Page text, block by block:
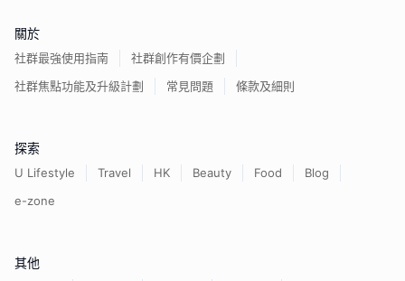
關於
社群最強使用指南
社群創作有價企劃
社群焦點功能及升級計劃
常見問題 條款及細則
探索
U Lifestyle Travel HK Beauty Food
Blog
e-zone
其他